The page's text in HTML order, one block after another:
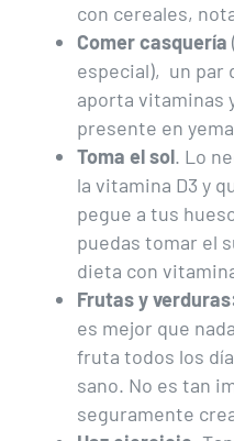
con cereales,
Comer casquería
especial), un par
aporta vitaminas
presente en
Toma el sol. Lo
la vitamina D3 y
pegue a tus
puedas tomar el
dieta con
Frutas y
es mejor que
fruta todos los
sano. No es tan
seguramente